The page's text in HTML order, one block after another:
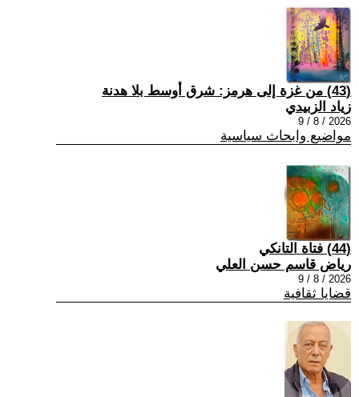
(43) من غزة إلى هرمز: شرق أوسط بلا هدنة
زياد الزبيدي
2026 / 8 / 9
مواضيع وابحاث سياسية
(44) فتاة التانكي
رياض قاسم حسن العلي
2026 / 8 / 9
قضايا ثقافية